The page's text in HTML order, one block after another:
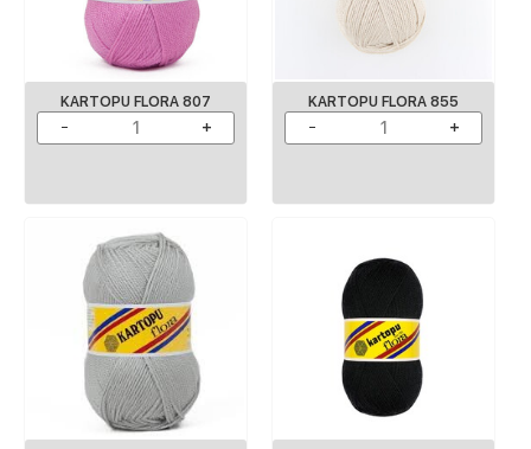
KARTOPU FLORA 807 KARTOPU FLORA 855